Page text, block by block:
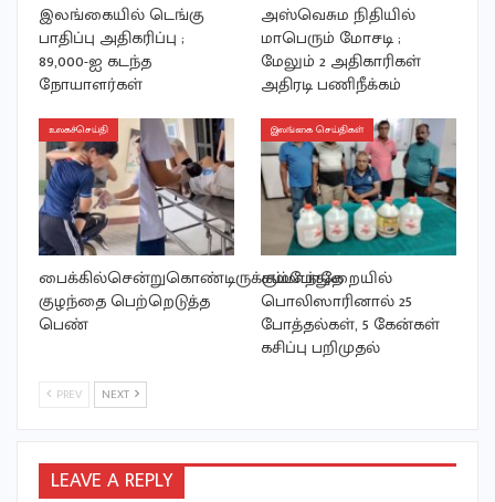
இலங்கையில் டெங்கு
பாதிப்பு அதிகரிப்பு ;
89,000-ஐ கடந்த
நோயாளர்கள்
அஸ்வெசும நிதியில்
மாபெரும் மோசடி ;
மேலும் 2 அதிகாரிகள்
அதிரடி பணிநீக்கம்
உலகச்செய்தி
பைக்கில்சென்றுகொண்டிருக்கும்போதே
குழந்தை பெற்றெடுத்த
பெண்
இலங்கை செய்திகள்
சம்மாந்துறையில்
பொலிஸாரினால் 25
போத்தல்கள், 5 கேன்கள்
கசிப்பு பறிமுதல்
PREV NEXT
LEAVE A REPLY